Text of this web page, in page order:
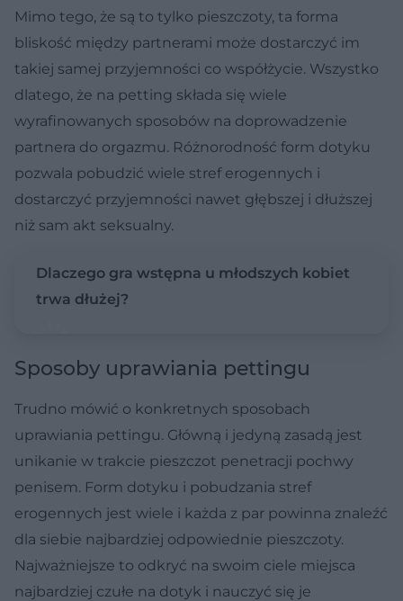
Mimo tego, że są to tylko pieszczoty, ta forma
bliskość między partnerami może dostarczyć im
takiej samej przyjemności co współżycie. Wszystko
dlatego, że na petting składa się wiele
wyrafinowanych sposobów na doprowadzenie
partnera do orgazmu. Różnorodność form dotyku
pozwala pobudzić wiele stref erogennych i
dostarczyć przyjemności nawet głębszej i dłuższej
niż sam akt seksualny.
Dlaczego gra wstępna u młodszych kobiet
trwa dłużej?
Sposoby uprawiania pettingu
Trudno mówić o konkretnych sposobach
uprawiania pettingu. Główną i jedyną zasadą jest
unikanie w trakcie pieszczot penetracji pochwy
penisem. Form dotyku i pobudzania stref
erogennych jest wiele i każda z par powinna znaleźć
dla siebie najbardziej odpowiednie pieszczoty.
Najważniejsze to odkryć na swoim ciele miejsca
najbardziej czułe na dotyk i nauczyć się je